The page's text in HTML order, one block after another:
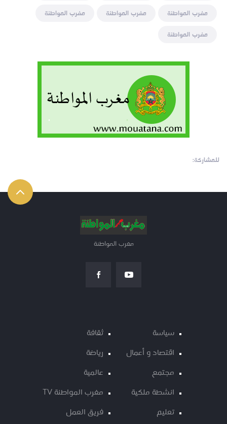
مغرب المواطنة
مغرب المواطنة
مغرب المواطنة
مغرب المواطنة
للمشاركة:
مغرب المواطنة
سياسة
اقتصاد و أعمال
مجتمع
انشطة ملكية
تعليم
ثقافة
رياضة
عالمية
مغرب المواطنة TV
فريق العمل